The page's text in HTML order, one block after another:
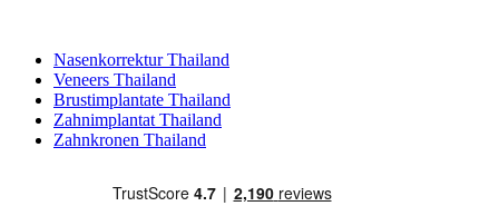
Nasenkorrektur Thailand
Veneers Thailand
Brustimplantate Thailand
Zahnimplantat Thailand
Zahnkronen Thailand